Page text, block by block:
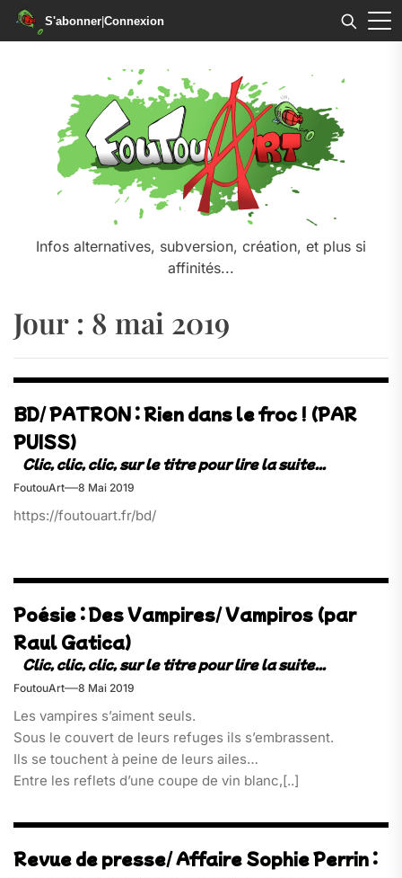
S'abonner|Connexion
Infos alternatives, subversion, création, et plus si
affinités...
Jour : 8 mai 2019
BD/ PATRON : Rien dans le froc ! (PAR
PUISS)
FoutouArt 8 Mai 2019
https://foutouart.fr/bd/
Poésie : Des Vampires/ Vampiros (par
Raul Gatica)
FoutouArt 8 Mai 2019
Les vampires s’aiment seuls.
Sous le couvert de leurs refuges ils s’embrassent.
Ils se touchent à peine de leurs ailes
Entre les reflets d’une coupe de vin blanc,[..]
Revue de presse/ Affaire Sophie Perrin :